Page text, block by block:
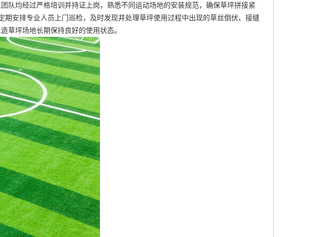
队均经过严格培训并持证上岗，熟悉不同运动场地的安装规范，确保草坪拼接紧
安排专业人员上门巡检，及时发现并处理草坪使用过程中出现的草丝倒伏、接缝
草坪场地长期保持良好的使用状态。